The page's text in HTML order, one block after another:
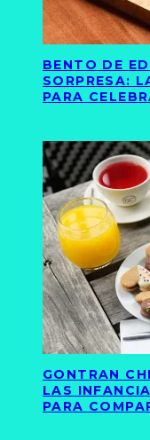
BENTO DE
SORPRESA:
PARA
GONTRAN
LAS
PARA